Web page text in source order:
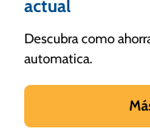
actual
Descubra como
automatica.